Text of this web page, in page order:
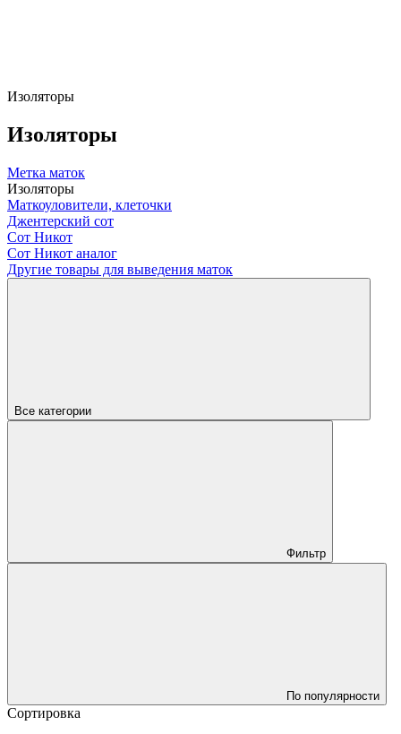
Изоляторы
Изоляторы
Метка маток
Изоляторы
Маткоуловители, клеточки
Джентерский сот
Сот Никот
Сот Никот аналог
Другие товары для выведения маток
Все категории
Фильтр
По популярности
Сортировка